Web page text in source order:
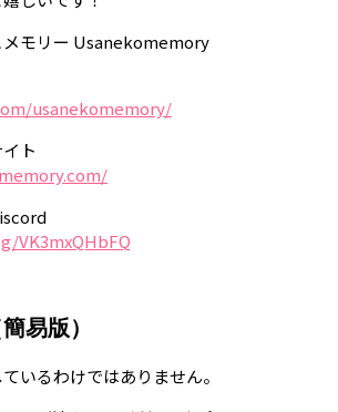
メモリー Usanekomemory
usanekomemory/
ト
VK3mxQHbFQ
易版）
いるわけではありません。